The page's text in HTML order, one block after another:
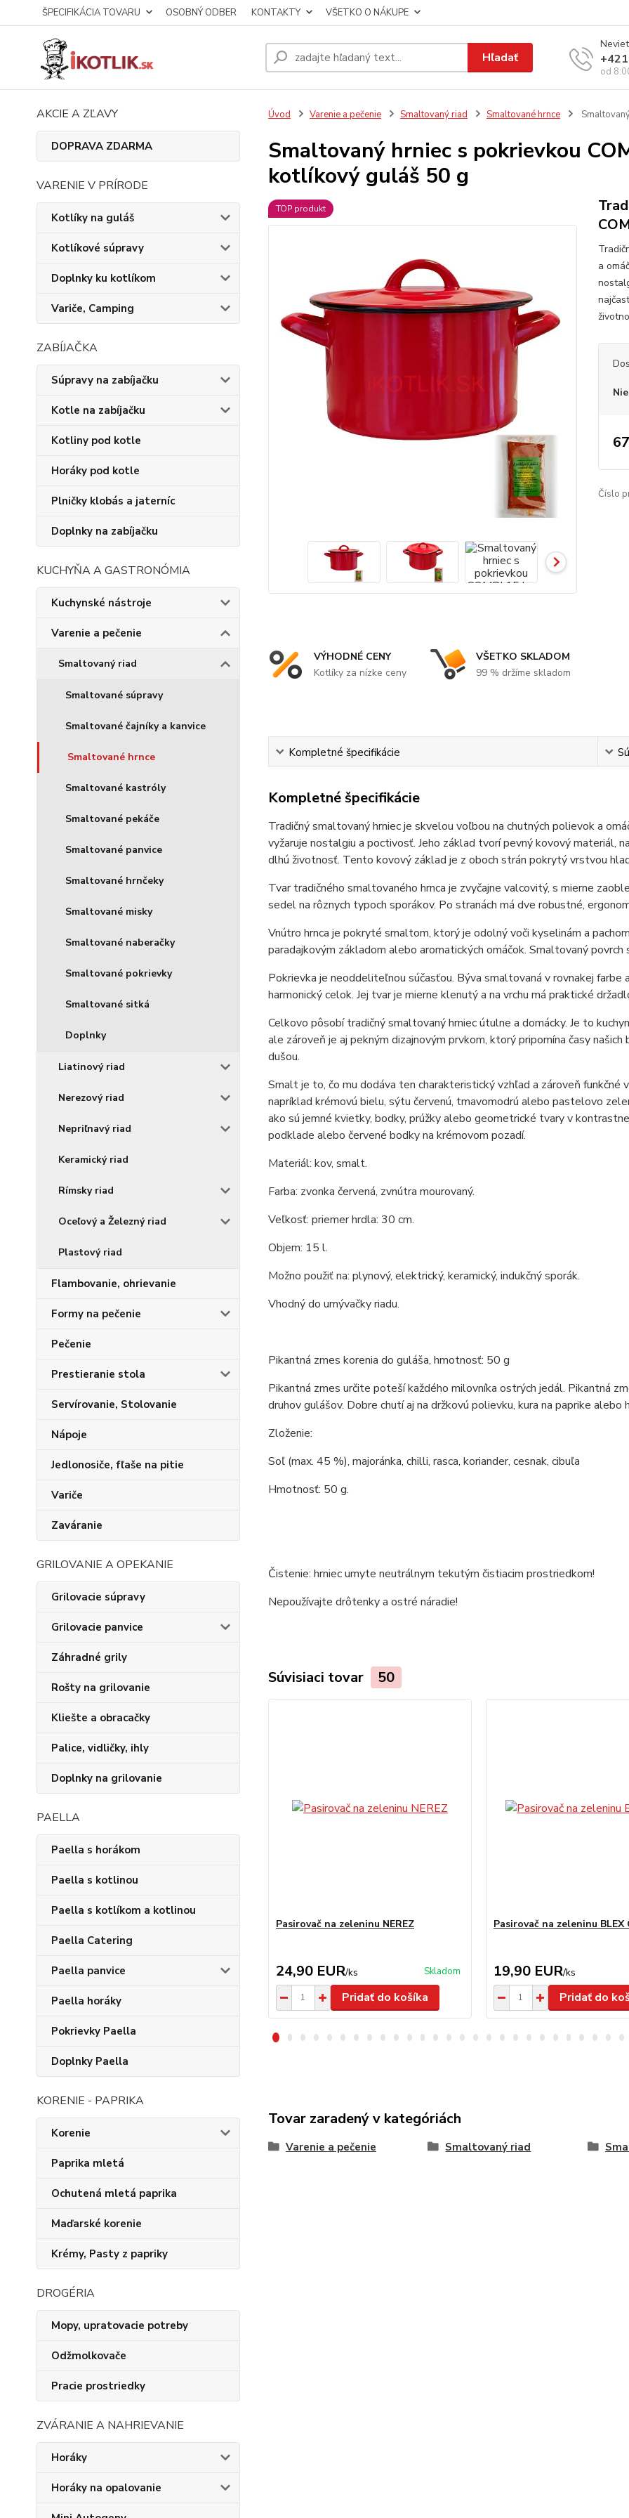
ŠPECIFIKÁCIA TOVARU OSOBNÝ ODBER KONTAKTY VŠETKO O NÁKUPE
Hľadať
od
AKCIE A ZĽAVY
DOPRAVA ZDARMA
VARENIE V PRÍRODE
Kotlíky na guláš
Kotlíkové súpravy
Doplnky ku kotlíkom
Variče, Camping
ZABÍJAČKA
Súpravy na zabíjačku
Kotle na zabíjačku
Kotliny pod kotle
Horáky pod kotle
Plničky klobás a jaterníc
Doplnky na zabíjačku
KUCHYŇA A GASTRONÓMIA
Kuchynské nástroje
Varenie a pečenie
Smaltovaný riad
Smaltované súpravy
Smaltované čajníky a kanvice
Smaltované hrnce
Smaltované kastróly
Smaltované pekáče
Smaltované panvice
Smaltované hrnčeky
Smaltované misky
Smaltované naberačky
Smaltované pokrievky
Smaltované sitká
Doplnky
Liatinový riad
Nerezový riad
Nepriľnavý riad
Keramický riad
Rímsky riad
Oceľový a Železný riad
Plastový riad
Flambovanie, ohrievanie
Formy na pečenie
Pečenie
Prestieranie stola
Servírovanie, Stolovanie
Nápoje
Jedlonosiče, fľaše na pitie
Variče
Zaváranie
GRILOVANIE A OPEKANIE
Grilovacie súpravy
Grilovacie panvice
Záhradné grily
Rošty na grilovanie
Kliešte a obracačky
Palice, vidličky, ihly
Doplnky na grilovanie
PAELLA
Paella s horákom
Paella s kotlinou
Paella s kotlíkom a kotlinou
Paella Catering
Paella panvice
Paella horáky
Pokrievky Paella
Doplnky Paella
KORENIE - PAPRIKA
Korenie
Paprika mletá
Ochutená mletá paprika
Maďarské korenie
Krémy, Pasty z papriky
DROGÉRIA
Mopy, upratovacie potreby
Odžmolkovače
Pracie prostriedky
ZVÁRANIE A NAHRIEVANIE
Horáky
Horáky na opalovanie
Úvod Varenie a pečenie Smaltovaný riad Smaltované hrnce
Smaltovaný hrniec s pokrievkou
kotlíkový guláš 50 g
TOP produkt
a
Číslo
VÝHODNÉ CENY
Kotlíky za nízke ceny
VŠETKO SKLADOM
99 % držíme skladom
Kompletné špecifikácie
Kompletné špecifikácie
Tradičný smaltovaný hrniec je skvelou voľbou na chutných polievok a
vyžaruje nostalgiu a poctivosť. Jeho základ tvorí pevný kovový materiál,
dlhú životnosť. Tento kovový základ je z oboch strán pokrytý vrstvou
Tvar tradičného smaltovaného hrnca je zvyčajne valcovitý, s mierne
sedel na rôznych typoch sporákov. Po stranách má dve robustné,
Vnútro hrnca je pokryté smaltom, ktorý je odolný voči kyselinám a
paradajkovým základom alebo aromatických omáčok. Smaltovaný povrch
Pokrievka je neoddeliteľnou súčasťou. Býva smaltovaná v rovnakej farbe
harmonický celok. Jej tvar je mierne klenutý a na vrchu má praktické
Celkovo pôsobí tradičný smaltovaný hrniec útulne a domácky. Je to
ale zároveň je aj pekným dizajnovým prvkom, ktorý pripomína časy
dušou.
Smalt je to, čo mu dodáva ten charakteristický vzhľad a zároveň
napríklad krémovú bielu, sýtu červenú, tmavomodrú alebo pastelovo
ako sú jemné kvietky, bodky, prúžky alebo geometrické tvary v
podklade alebo červené bodky na krémovom pozadí.
Materiál: kov, smalt.
Farba: zvonka červená, zvnútra mourovaný.
Veľkosť: priemer hrdla: 30 cm.
Objem: 15 l.
Možno použiť na: plynový, elektrický, keramický, indukčný sporák.
Vhodný do umývačky riadu.
Pikantná zmes korenia do guláša, hmotnosť: 50 g
Pikantná zmes určite poteší každého milovníka ostrých jedál. Pikantná
druhov gulášov. Dobre chutí aj na držkovú polievku, kura na paprike alebo
Zloženie:
Soľ (max. 45 %), majoránka, chilli, rasca, koriander, cesnak, cibuľa
Hmotnosť: 50 g.
Čistenie: hrniec umyte neutrálnym tekutým čistiacim prostriedkom!
Nepoužívajte drôtenky a ostré náradie!
Súvisiaci tovar 50
Pasirovač na zeleninu NEREZ
24,90 EUR/ks Skladom
Pridať do košíka
Pasirovač na zeleninu BLEX
19,90 EUR/ks
Pridať do
Tovar zaradený v kategóriách
Varenie a pečenie Smaltovaný riad